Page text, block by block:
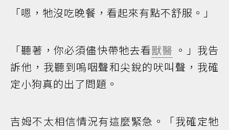
「嗯，牠沒吃晚餐，看起來有點不舒服。」
「聽著，你必須儘快帶牠去看獸醫 。」我告
訴他，我聽到嗚咽聲和尖銳的吠叫聲，我確
定小狗真的出了問題。
吉姆不太相信情況有這麼緊急。「我確定牠